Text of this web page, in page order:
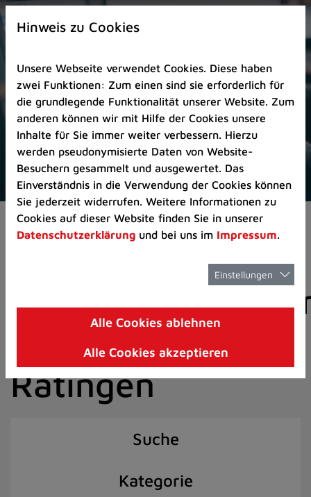
Zur
Startseite
Zum
Seitenanfang
springen
(Schnelltaste
A)
Zur
Navigation/Menü
springen
(Schnelltaste
M)
Zur
8)
I)
Aktuelles Pressemitteilungen
der Stadt
Ratingen
Suche
Kategorie
Hinweis zu Cookies
Unsere Webseite verwendet Cookies. Diese haben
zwei Funktionen: Zum einen sind sie erforderlich für
die grundlegende Funktionalität unserer Website. Zum
anderen können wir mit Hilfe der Cookies unsere
Inhalte für Sie immer weiter verbessern. Hierzu
werden pseudonymisierte Daten von Website-
Besuchern gesammelt und ausgewertet. Das
Einverständnis in die Verwendung der Cookies können
Sie jederzeit widerrufen. Weitere Informationen zu
Cookies auf dieser Website finden Sie in unserer
Datenschutzerklärung und bei uns im Impressum.
Einstellungen
Alle Cookies ablehnen
Alle Cookies akzeptieren